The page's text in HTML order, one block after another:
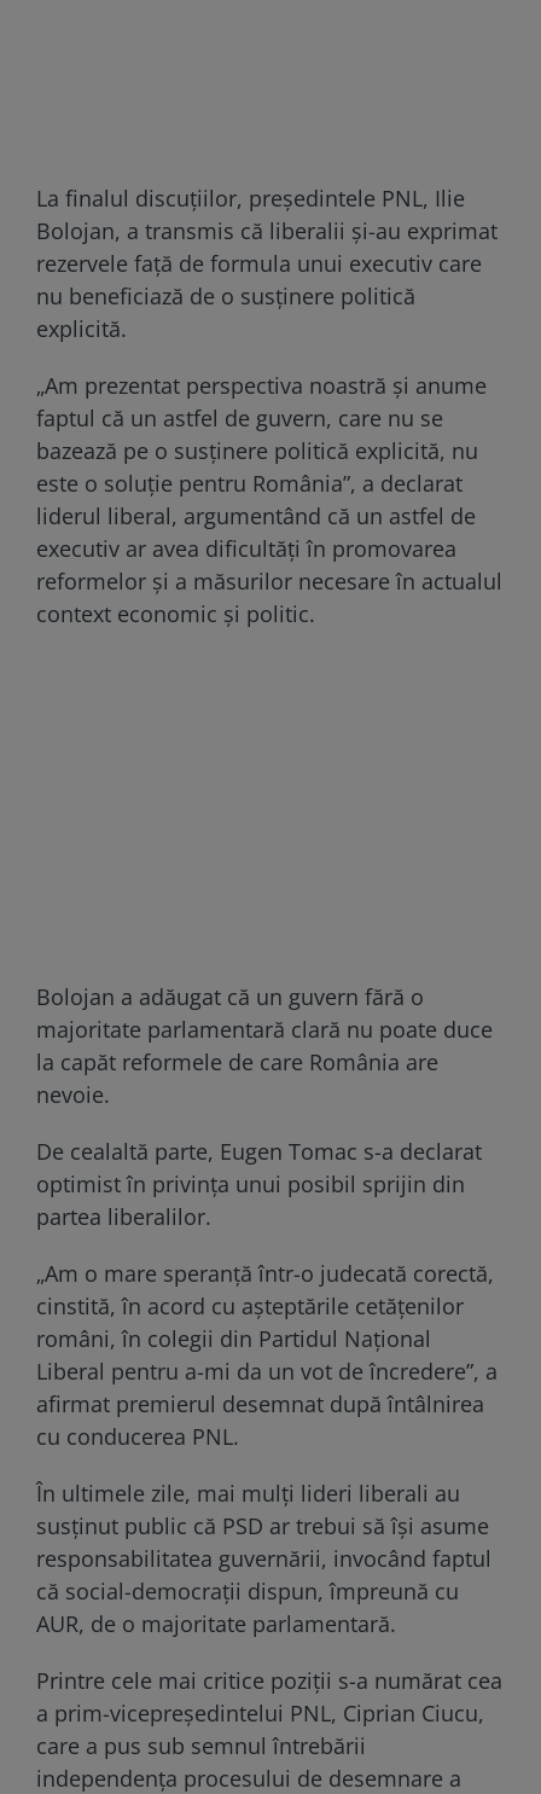
La finalul discuţiilor, preşedintele PNL, Ilie
Bolojan, a transmis că liberalii şi-au exprimat
rezervele faţă de formula unui executiv care
nu beneficiază de o susţinere politică
explicită.
„Am prezentat perspectiva noastră şi anume
faptul că un astfel de guvern, care nu se
bazează pe o susţinere politică explicită, nu
este o soluţie pentru România”, a declarat
liderul liberal, argumentând că un astfel de
executiv ar avea dificultăţi în promovarea
reformelor şi a măsurilor necesare în actualul
context economic şi politic.
Bolojan a adăugat că un guvern fără o
majoritate parlamentară clară nu poate duce
la capăt reformele de care România are
nevoie.
De cealaltă parte, Eugen Tomac s-a declarat
optimist în privinţa unui posibil sprijin din
partea liberalilor.
„Am o mare speranţă într-o judecată corectă,
cinstită, în acord cu aşteptările cetăţenilor
români, în colegii din Partidul Naţional
Liberal pentru a-mi da un vot de încredere”, a
afirmat premierul desemnat după întâlnirea
cu conducerea PNL.
În ultimele zile, mai mulţi lideri liberali au
susţinut public că PSD ar trebui să îşi asume
responsabilitatea guvernării, invocând faptul
că social-democraţii dispun, împreună cu
AUR, de o majoritate parlamentară.
Printre cele mai critice poziţii s-a numărat cea
a prim-vicepreşedintelui PNL, Ciprian Ciucu,
care a pus sub semnul întrebării
independenţa procesului de desemnare a